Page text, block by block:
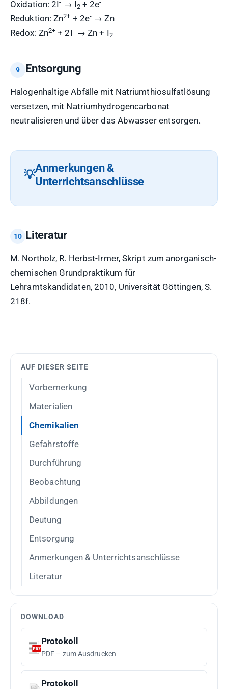
Oxidation: 2I- → I2+ 2e-
Reduktion: Zn2+ + 2e- → Zn
Redox: Zn2+ + 2I-→ Zn + I2
Entsorgung
Halogenhaltige Abfälle mit Natriumthiosulfatlösung
versetzen, mit Natriumhydrogencarbonat
neutralisieren und über das Abwasser entsorgen.
Anmerkungen &
Unterrichtsanschlüsse
Literatur
M. Northolz, R. Herbst-Irmer, Skript zum anorganisch-
chemischen Grundpraktikum für
Lehramtskandidaten, 2010, Universität Göttingen, S.
218f.
AUF DIESER SEITE
Vorbemerkung
Materialien
Chemikalien
Gefahrstoffe
Durchführung
Beobachtung
Abbildungen
Deutung
Entsorgung
Anmerkungen & Unterrichtsanschlüsse
Literatur
DOWNLOAD
Protokoll
PDF – zum Ausdrucken
Protokoll